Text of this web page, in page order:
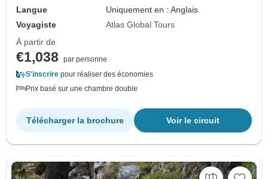
Langue
Uniquement en : Anglais
Voyagiste
Atlas Global Tours
À partir de
€1,038
par personne
S'inscrire pour réaliser des économies
Prix basé sur une chambre double
Voir le circuit
Télécharger la brochure